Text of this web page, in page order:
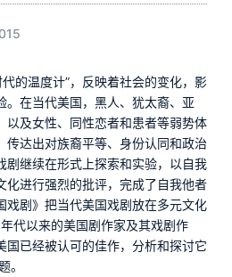
的温度计”，反映着社会的变化，影
。在当代美国，黑人、犹太裔、亚
以及女性、同性恋者和患者等弱势体
传达出对族裔平等、身份认同和政治
剧继续在形式上探索和实验，以自我
化进行强烈的批评，完成了自我他者
戏剧》把当代美国戏剧放在多元文化
代以来的美国剧作家及其戏剧作
国已经被认可的佳作，分析和探讨它
。